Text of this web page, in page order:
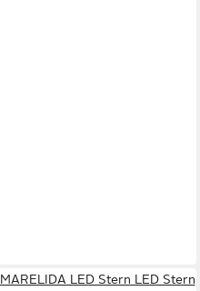
MARELIDA LED Stern LED Stern